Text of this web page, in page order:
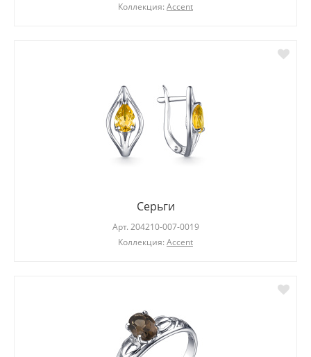
Коллекция: Accent
Серьги
Арт. 204210-007-0019
Коллекция: Accent